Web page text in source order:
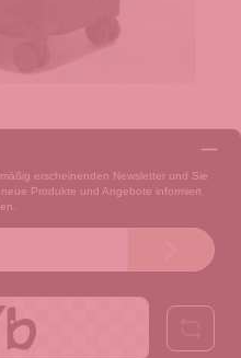
erscheinenden Newsletter und Sie
Produkte und Angebote informiert